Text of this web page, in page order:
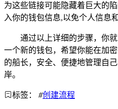
为这些链接可能隐藏着巨大的
入你的钱包信息,以免个人信息
通过以上详细的步骤，你
一个新的钱包，希望你能在加
的船长，安全、便捷地管理自
岸。
标签： #创建流程